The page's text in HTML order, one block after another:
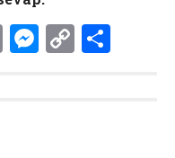
Email Copy